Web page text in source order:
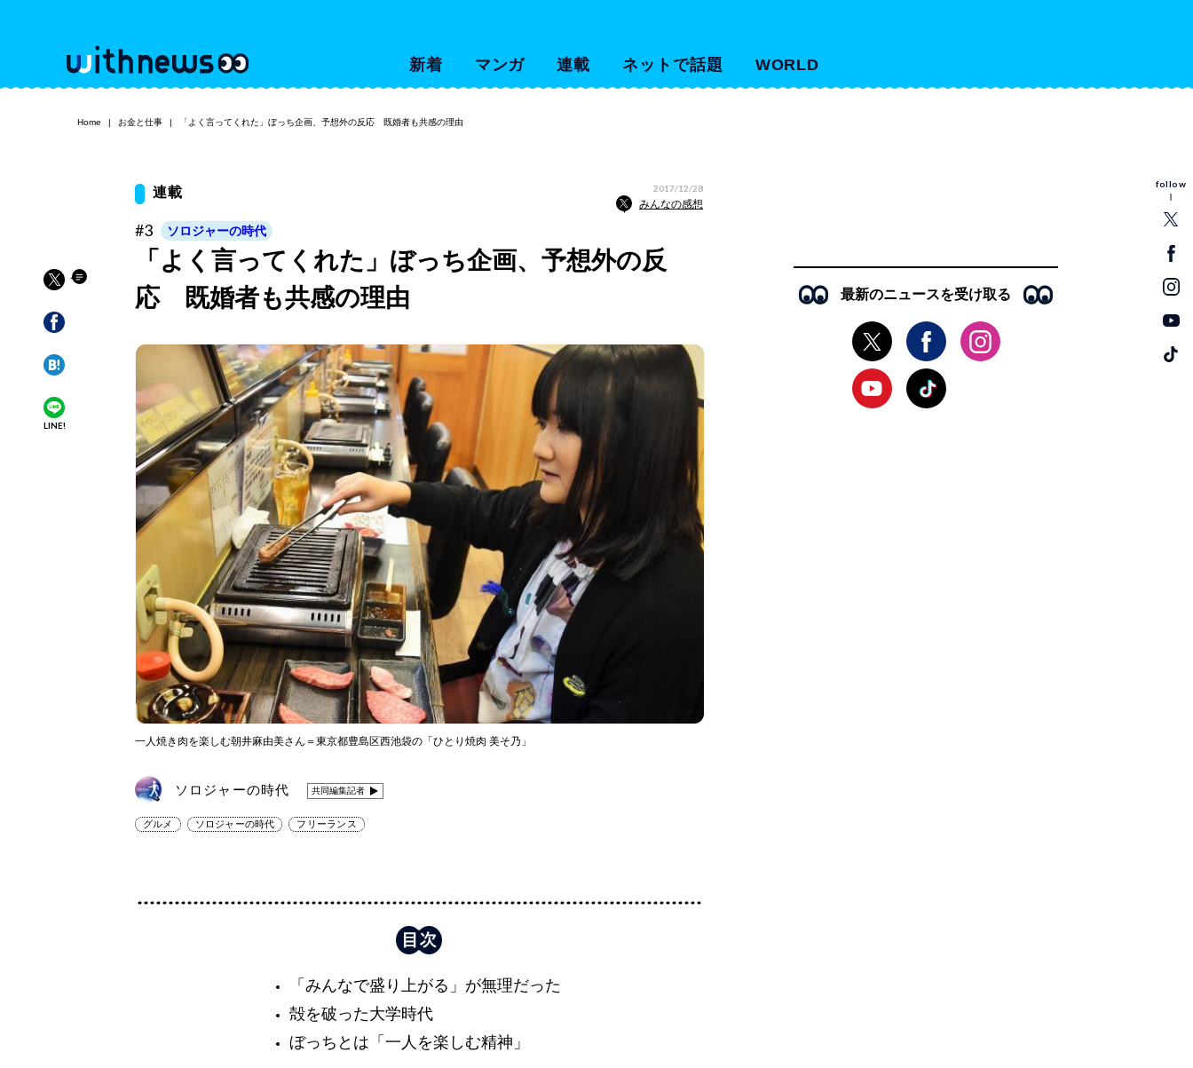
新着 マンガ 連載 ネットで話題 WORLD
follow
Home お金と仕事 「よく言ってくれた」ぼっち企画、予想外の反応 既婚者も共感の理由
LINE!
連載 2017/12/28
みんなの感想
#3 ソロジャーの時代
「よく言ってくれた」ぼっち企画、予想外の反
応 既婚者も共感の理由
一人焼き肉を楽しむ朝井麻由美さん＝東京都豊島区西池袋の「ひとり焼肉 美そ乃」
ソロジャーの時代 共同編集記者
グルメ ソロジャーの時代 フリーランス
「みんなで盛り上がる」が無理だった
殻を破った大学時代
ぼっちとは「一人を楽しむ精神」
最新のニュースを受け取る